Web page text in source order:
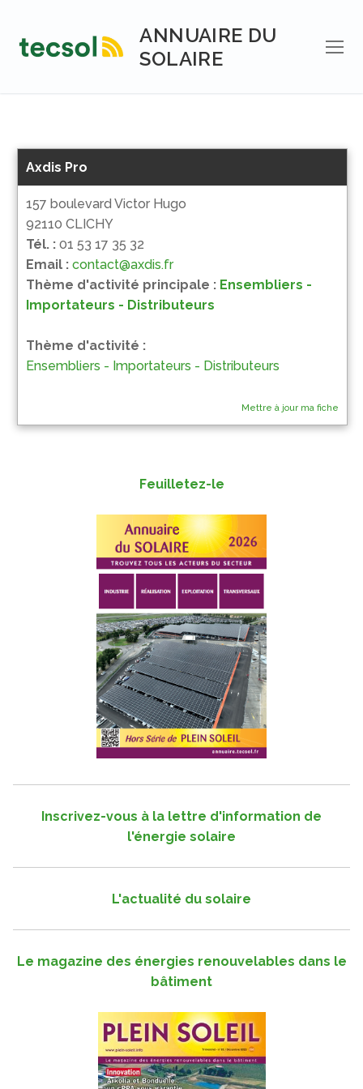
contenu
ANNUAIRE DU
SOLAIRE
Axdis Pro
157 boulevard Victor Hugo
92110 CLICHY
Tél. : 01 53 17 35 32
Email : contact@axdis.fr
Thème d'activité principale : Ensembliers -
Importateurs - Distributeurs
Thème d'activité :
Ensembliers - Importateurs - Distributeurs
Mettre à jour ma fiche
Feuilletez-le
Inscrivez-vous à la lettre d'information de
l'énergie solaire
L'actualité du solaire
Le magazine des énergies renouvelables dans le
bâtiment